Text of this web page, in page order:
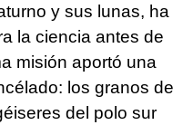
y sus lunas, ha
la ciencia antes de
misión aportó una
los granos de
del polo sur